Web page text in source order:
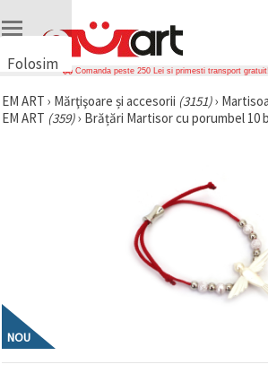
Folosim
uri
🍪 Folosim
și, cu
acordul
dumneavoastră,
Comanda peste 250 Lei si primesti transport gratuit!
EM ART › Mărţişoare și accesorii (3151)›
EM ART (359)› Brățări Martisor cu porumbel 10
NOU